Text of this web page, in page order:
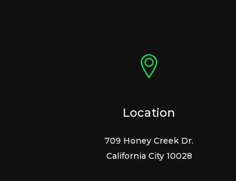
Location
709 Honey Creek Dr.
California City 10028